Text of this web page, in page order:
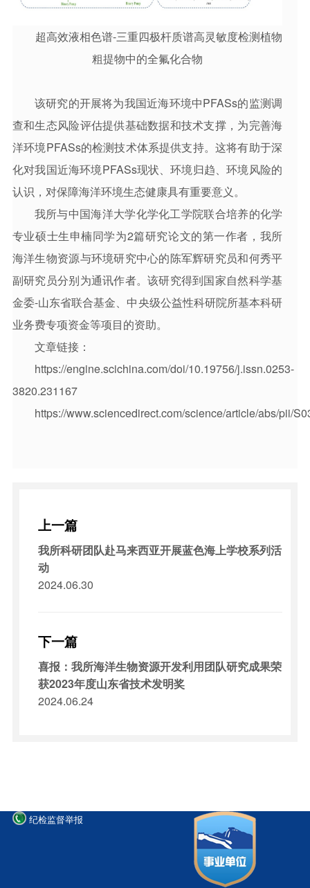
超高效液相色谱-三重四极杆质谱高灵敏度检测植物
粗提物中的全氟化合物
该研究的开展将为我国近海环境中PFASs的监测调
查和生态风险评估提供基础数据和技术支撑，为完善海
洋环境PFASs的检测技术体系提供支持。这将有助于深
化对我国近海环境PFASs现状、环境归趋、环境风险的
认识，对保障海洋环境生态健康具有重要意义。
我所与中国海洋大学化学化工学院联合培养的化学
专业硕士生申楠同学为2篇研究论文的第一作者，我所
海洋生物资源与环境研究中心的陈军辉研究员和何秀平
副研究员分别为通讯作者。该研究得到国家自然科学基
金委-山东省联合基金、中央级公益性科研院所基本科研
业务费专项资金等项目的资助。
文章链接：
https://engine.scichina.com/doi/10.19756/j.issn.0253-
3820.231167
https://www.sciencedirect.com/science/article/abs/pii/
上一篇
我所科研团队赴马来西亚开展蓝色海上学校系列活
动
2024.06.30
下一篇
喜报：我所海洋生物资源开发利用团队研究成果荣
获2023年度山东省技术发明奖
2024.06.24
纪检监督举报